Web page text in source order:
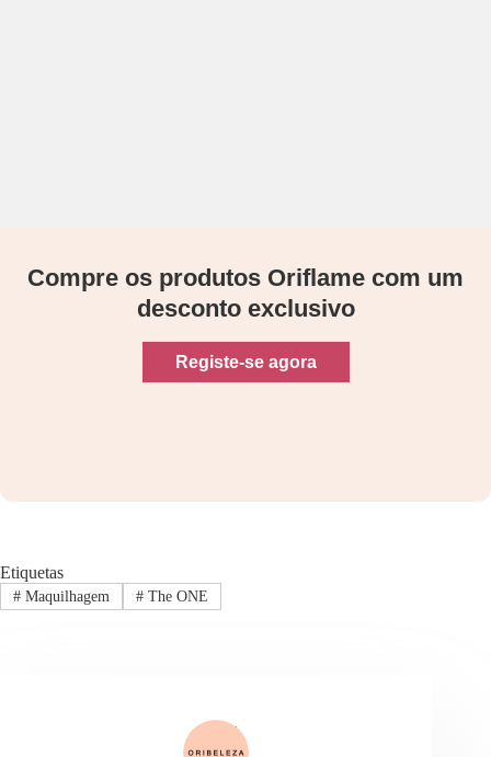
Compre os produtos Oriflame com um
desconto exclusivo
Registe-se agora
Etiquetas
#Maquilhagem #The ONE